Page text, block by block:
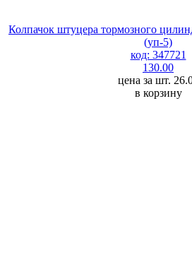
Колпачок штуцера тормозного
(уп-5)
код: 347721
130.00
цена за шт.
в корзину